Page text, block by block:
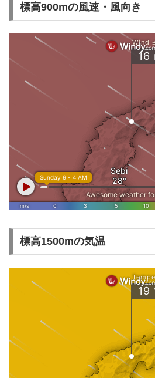
標高900mの風速・風向き
標高1500mの気温